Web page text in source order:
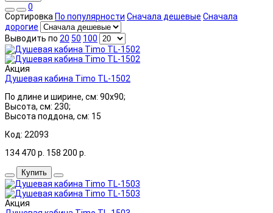
0
Сортировка По популярности Сначала дешевые Сначала
дорогие
Выводить по 20 50 100
Акция
Душевая кабина Timo TL-1502
По длине и ширине, см: 90x90;
Высота, см: 230;
Высота поддона, см: 15
Код: 22093
134 470 р. 158 200 р.
Купить
Акция